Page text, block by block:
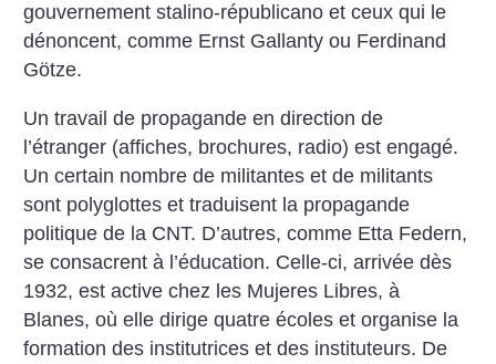
gouvernement stalino-républicano et ceux qui le
dénoncent, comme Ernst Gallanty ou Ferdinand
Götze.
Un travail de propagande en direction de
l’étranger (affiches, brochures, radio) est engagé.
Un certain nombre de militantes et de militants
sont polyglottes et traduisent la propagande
politique de la CNT. D’autres, comme Etta Federn,
se consacrent à l’éducation. Celle-ci, arrivée dès
1932, est active chez les Mujeres Libres, à
Blanes, où elle dirige quatre écoles et organise la
formation des institutrices et des instituteurs. De